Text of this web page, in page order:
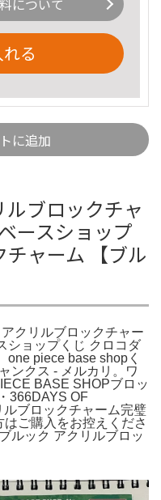
について
る
に追加
ブロックチャ
ースショップ
チャーム 【ブル
クリルブロックチャー
ショップくじ クロコダ
one piece base shopく
ンクス - メルカリ。ワ
BASE SHOPブロッ
366DAYS OF
ブロックチャーム完璧
ご購入をお控えくださ
ルック アクリルブロッ